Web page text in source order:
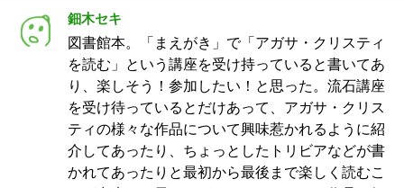
鈿木セキ
図書館本。「まえがき」で「アガサ・クリスティ
を読む」という講座を受け持っていると書いてあ
り、楽しそう！参加したい！と思った。流石講座
を受け待っているとだけあって、アガサ・クリス
ティの様々な作品について興味惹かれるように紹
介してあったり、ちょっとしたトリビアなどが書
かれてあったりと最初から最後まで楽しく読むこ